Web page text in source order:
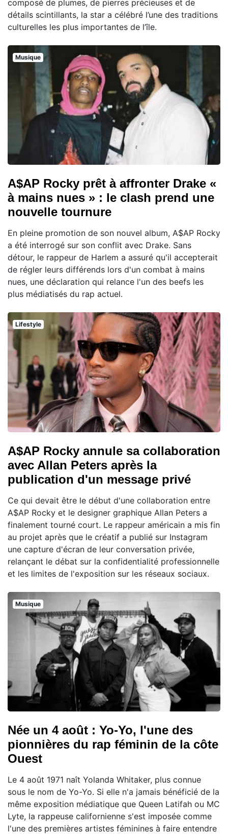
composé de plumes, de pierres précieuses et de
détails scintillants, la star a célébré l’une des traditions
culturelles les plus importantes de l’île.
Musique
A$AP Rocky prêt à affronter Drake «
à mains nues » : le clash prend une
nouvelle tournure
En pleine promotion de son nouvel album, A$AP Rocky
a été interrogé sur son conflit avec Drake. Sans
détour, le rappeur de Harlem a assuré qu'il accepterait
de régler leurs différends lors d'un combat à mains
nues, une déclaration qui relance l'un des beefs les
plus médiatisés du rap actuel.
Lifestyle
A$AP Rocky annule sa collaboration
avec Allan Peters après la
publication d'un message privé
Ce qui devait être le début d'une collaboration entre
A$AP Rocky et le designer graphique Allan Peters a
finalement tourné court. Le rappeur américain a mis fin
au projet après que le créatif a publié sur Instagram
une capture d'écran de leur conversation privée,
relançant le débat sur la confidentialité professionnelle
et les limites de l'exposition sur les réseaux sociaux.
Musique
Née un 4 août : Yo-Yo, l'une des
pionnières du rap féminin de la côte
Ouest
Le 4 août 1971 naît Yolanda Whitaker, plus connue
sous le nom de Yo-Yo. Si elle n'a jamais bénéficié de la
même exposition médiatique que Queen Latifah ou MC
Lyte, la rappeuse californienne s'est imposée comme
l'une des premières artistes féminines à faire entendre